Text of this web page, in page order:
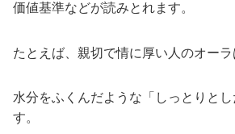
価値基準などが読みとれます。
たとえば、親切で情に厚い人のオーラ
水分をふくんだような「しっとりと
す。